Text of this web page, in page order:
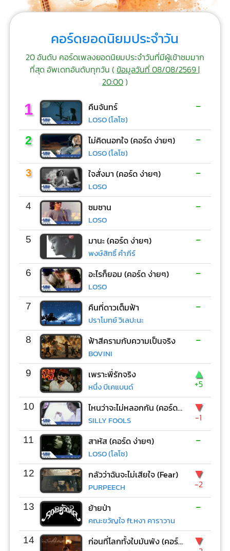
คอร์ดยอดนิยมประจำวัน
20 อันดับ คอร์ดเพลงยอดนิยมประจำวันที่มีผู้เข้าชมมาก
ที่สุด อัพเดทอันดับทุกวัน (ข้อมูลวันที่ 08/08/2569 |
20:00)
1 คืนจันทร์
LOSO (โลโซ)
-
2 ไม่คิดนอกใจ (คอร์ด ง่ายๆ)
LOSO (โลโซ)
-
3 ใจสั่งมา (คอร์ด ง่ายๆ)
LOSO
-
4 ซมซาน
LOSO
-
5 มานะ (คอร์ด ง่ายๆ)
พงษ์สิทธิ์ คำภีร์
-
6 อะไรก็ยอม (คอร์ด ง่ายๆ)
LOSO
-
7 คืนที่ดาวเต็มฟ้า
ปราโมทย์ วิเลปะนะ
-
8 ฟ้าสีครามกับความเป็นจริง
BOVINI
-
9 เพราะพี่รักจริง
หนึ่ง บีเคแบนด์
▲
+5
10 ไหนว่าจะไม่หลอกกัน (คอร์ด ง่ายๆ)
SILLY FOOLS
▼
-1
11 สาหัส (คอร์ด ง่ายๆ)
LOSO (โลโซ)
-
12 กลัวว่าฉันจะไม่เสียใจ (Fear)
PURPEECH
▼
-2
13 ย้ายป่า
คณะขวัญใจ ft.หงา คาราวาน
-
14 ก่อนที่โลกทั้งใบมันพัง (คอร์ด ง่ายๆ) ▼